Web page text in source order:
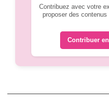
Contribuez avec votre
proposer des
Contribuer